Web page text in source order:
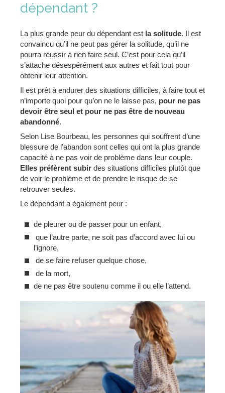
dépendant ?
La plus grande peur du dépendant est la solitude. Il est
convaincu qu’il ne peut pas gérer la solitude, qu’il ne
pourra réussir à rien faire seul. C’est pour cela qu’il
s’attache désespérément aux autres et fait tout pour
obtenir leur attention.
Il est prêt à endurer des situations difficiles, à faire tout et
n’importe quoi pour qu’on ne le laisse pas, pour ne pas
devoir être seul et pour ne pas être de nouveau
abandonné.
Selon Lise Bourbeau, les personnes qui souffrent d’une
blessure de l’abandon sont celles qui ont la plus grande
capacité à ne pas voir de problème dans leur couple.
Elles préfèrent subir des situations difficiles plutôt que
de voir le problème et de prendre le risque de se
retrouver seules.
Le dépendant a également peur :
de pleurer ou de passer pour un enfant,
que l’autre parte, ne soit pas d’accord avec lui ou
l’ignore,
de se faire refuser quelque chose,
de la mort,
de ne pas être soutenu comme il ou elle l’attend.